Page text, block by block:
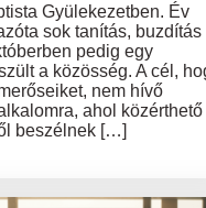
Gyülekezetben. Év
sok tanítás, buzdítás
pedig egy
a közösség. A cél,
nem hívő
ahol közérthető
beszélnek […]